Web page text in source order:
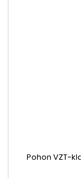
Pohon VZT-